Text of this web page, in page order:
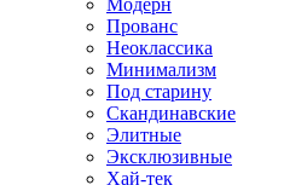
Прованс
Неоклассика
Минимализм
Под старину
Скандинавские
Элитные
Эксклюзивные
Хай-тек